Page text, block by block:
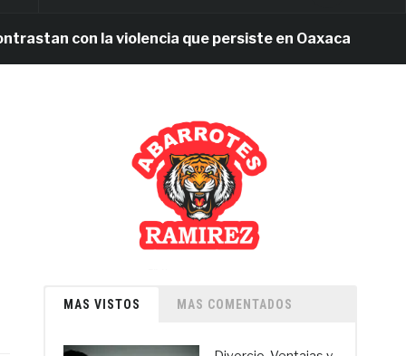
con la violencia que persiste en Oaxaca
MAS VISTOS MAS COMENTADOS